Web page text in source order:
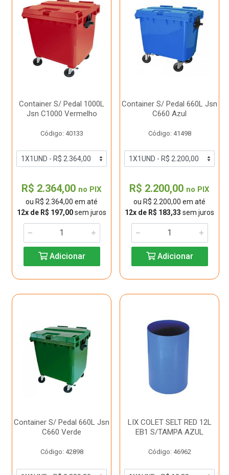
Container S/ Pedal 1000L
Jsn C1000 Vermelho
Código: 40133
R$ 2.364,00 no PIX
ou R$ 2.364,00 em até
12x de R$ 197,00sem juros
Adicionar
Container S/ Pedal 660L Jsn
C660 Azul
Código: 41498
R$ 2.200,00 no PIX
ou R$ 2.200,00 em até
12x de R$ 183,33 sem juros
Adicionar
Container S/ Pedal 660L Jsn
C660 Verde
Código: 42898
LIX COLET SELT RED 12L
EB1 S/TAMPA AZUL
Código: 46962